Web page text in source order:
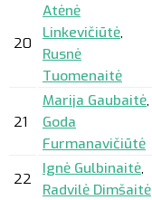
20
Atėnė
Linkevičiūtė,
Rusnė
Tuomenaitė
21
Marija Gaubaitė,
Goda
Furmanavičiūtė
22
Ignė Gulbinaitė,
Radvilė Dimšaitė